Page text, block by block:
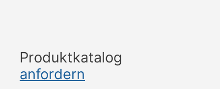
Produktkatalog
anfordern